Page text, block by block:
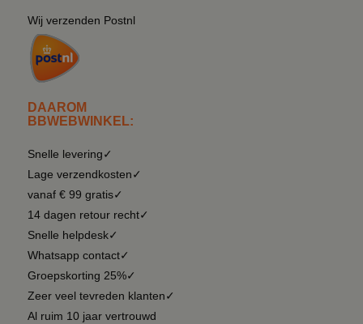
Wij verzenden Postnl
DAAROM
BBWEBWINKEL:
Snelle levering✓
Lage verzendkosten✓
vanaf € 99 gratis✓
14 dagen retour recht✓
Snelle helpdesk✓
Whatsapp contact✓
Groepskorting 25%✓
Zeer veel tevreden klanten✓
Al ruim 10 jaar vertrouwd